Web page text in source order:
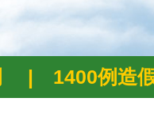
| 1400例造